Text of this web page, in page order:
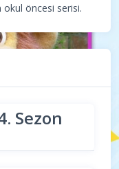
okul öncesi serisi.
Sezon